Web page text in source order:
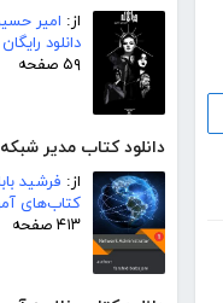
از: امیر
دانلود
۵۹ صفحه
دانلود کتاب مدیر شبکه 1
از: فرشید
کتاب‌های
۴۱۳ صفحه